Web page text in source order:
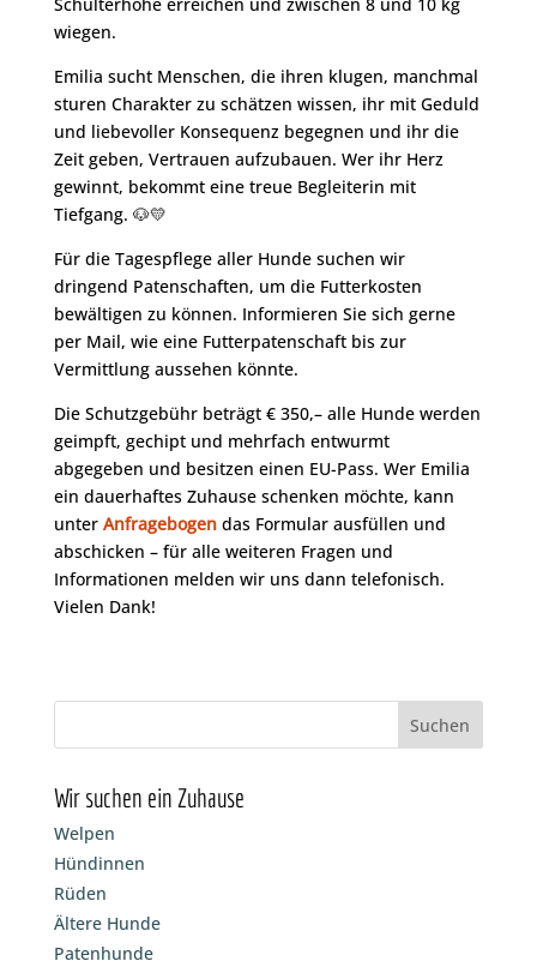
wiegen.
Emilia sucht Menschen, die ihren klugen, manchmal
sturen Charakter zu schätzen wissen, ihr mit Geduld
und liebevoller Konsequenz begegnen und ihr die
Zeit geben, Vertrauen aufzubauen. Wer ihr Herz
gewinnt, bekommt eine treue Begleiterin mit
Tiefgang. 🐶💛
Für die Tagespflege aller Hunde suchen wir
dringend Patenschaften, um die Futterkosten
bewältigen zu können. Informieren Sie sich gerne
per Mail, wie eine Futterpatenschaft bis zur
Vermittlung aussehen könnte.
Die Schutzgebühr beträgt € 350,– alle Hunde werden
geimpft, gechipt und mehrfach entwurmt
abgegeben und besitzen einen EU-Pass. Wer Emilia
ein dauerhaftes Zuhause schenken möchte, kann
unter Anfragebogendas Formular ausfüllen und
abschicken – für alle weiteren Fragen und
Informationen melden wir uns dann telefonisch.
Vielen Dank!
Wir suchen ein Zuhause
Welpen
Hündinnen
Rüden
Ältere Hunde
Patenhunde